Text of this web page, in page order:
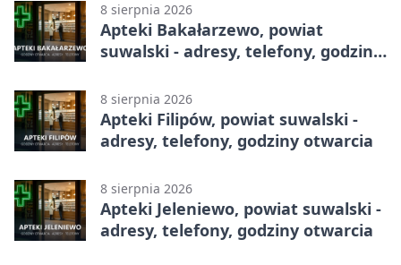
8 sierpnia 2026
Apteki Bakałarzewo, powiat
suwalski - adresy, telefony, godziny
8 sierpnia 2026
Apteki Filipów, powiat suwalski -
adresy, telefony, godziny otwarcia
8 sierpnia 2026
Apteki Jeleniewo, powiat suwalski -
adresy, telefony, godziny otwarcia